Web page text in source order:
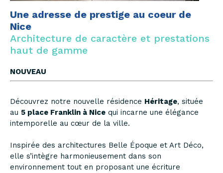
Une adresse de prestige au coeur de
Nice
Architecture de caractère et prestations
haut de gamme
NOUVEAU
Découvrez notre nouvelle résidence Héritage, située
au 5 place Franklin à Nice qui incarne une élégance
intemporelle au cœur de la ville.
Inspirée des architectures Belle Époque et Art Déco,
elle s’intègre harmonieusement dans son
environnement tout en proposant une écriture